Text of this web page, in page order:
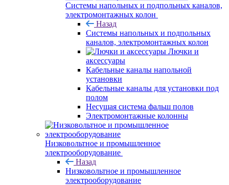
Системы напольных и подпольных каналов,
электромонтажных колон
Назад
Системы напольных и подпольных
каналов, электромонтажных колон
Лючки и
аксессуары
Кабельные каналы напольной
установки
Кабельные каналы для установки под
полом
Несущая система фальш полов
Электромонтажные колонны
Низковольтное и промышленное
электрооборудование
Назад
Низковольтное и промышленное
электрооборудование